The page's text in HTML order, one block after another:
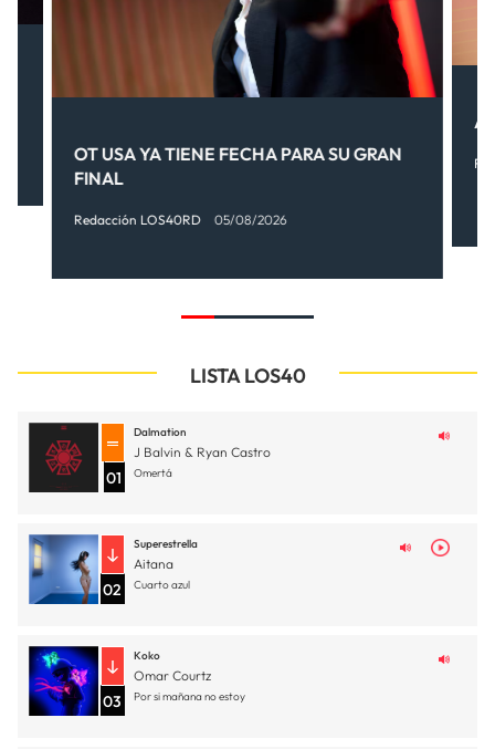
OT USA YA TIENE FECHA PARA SU GRAN
FINAL
Redacción LOS40RD 05/08/2026
LISTA LOS40
01
Dalmation
J Balvin & Ryan Castro
Omertá
02
Superestrella
Aitana
Cuarto azul
03
Koko
Omar Courtz
Por si mañana no estoy